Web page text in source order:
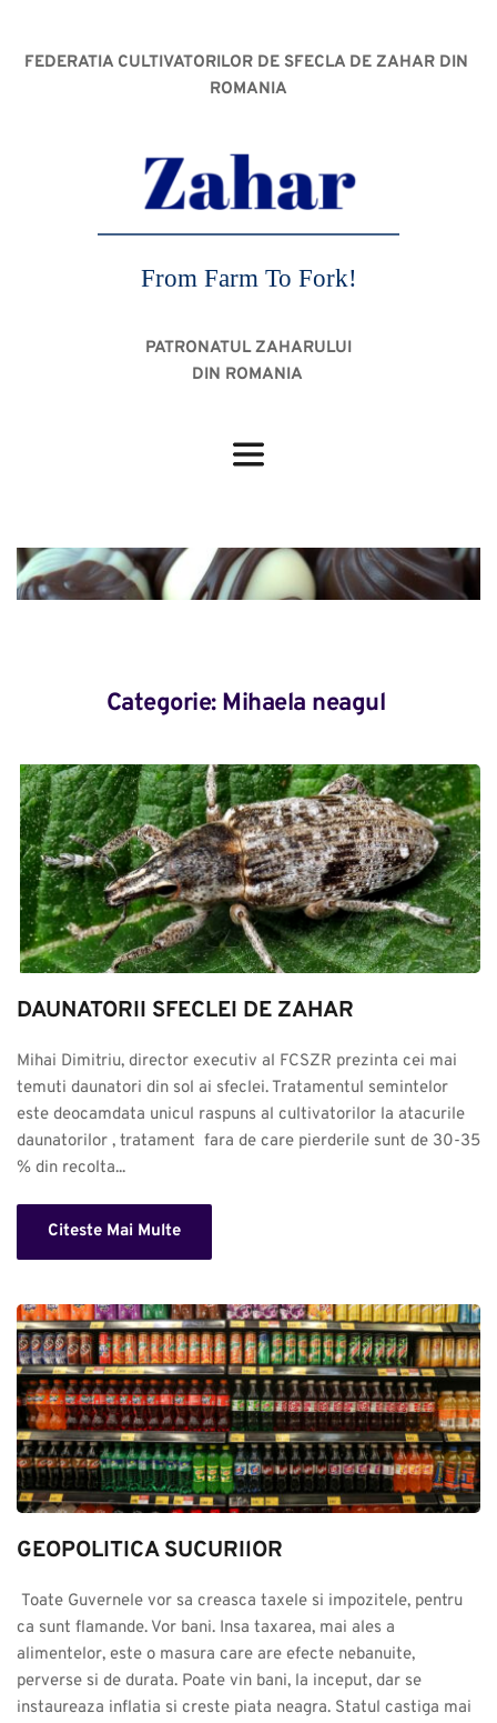
FEDERATIA CULTIVATORILOR DE SFECLA DE ZAHAR DIN
ROMANIA
From Farm To Fork!
PATRONATUL ZAHARULUI
DIN ROMANIA
Categorie: Mihaela neagul
DAUNATORII SFECLEI DE ZAHAR
Mihai Dimitriu, director executiv al FCSZR prezinta cei mai
temuti daunatori din sol ai sfeclei. Tratamentul semintelor
este deocamdata unicul raspuns al cultivatorilor la atacurile
daunatorilor , tratament  fara de care pierderile sunt de 30-35
% din recolta...
Citeste Mai Multe
GEOPOLITICA SUCURIlOR
ca sunt flamande. Vor bani. Insa taxarea, mai ales a
alimentelor, este o masura care are efecte nebanuite,
perverse si de durata. Poate vin bani, la inceput, dar se
instaureaza inflatia si creste piata neagra. Statul castiga mai